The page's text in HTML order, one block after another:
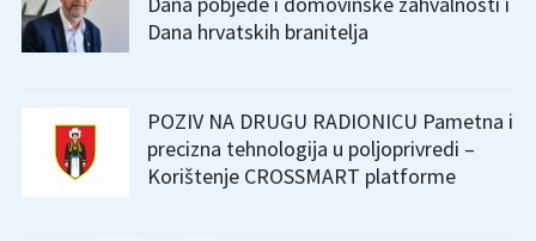
Dana hrvatskih branitelja
POZIV NA DRUGU RADIONICU Pametna i
precizna tehnologija u poljoprivredi –
Korištenje CROSSMART platforme